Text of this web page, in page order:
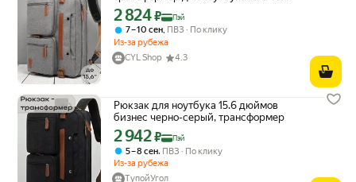
дюймов, сумка-портфель, сумка для
ноутбука, светло-серый
Цена с картой Яндекс Пэй 2824 ₽ вместо
2 824₽ Пэй
7 – 10 сен ПВЗ
По клику
Из-за рубежа
CYL Shop
4.3
Рюкзак для ноутбука 15.6 дюймов
бизнес черно-серый, трансформер
Цена с картой Яндекс Пэй 2942 ₽ вместо
2 942₽ Пэй
5 – 8 сен, ПВЗ
По клику
Из-за рубежа
ТупойУгол